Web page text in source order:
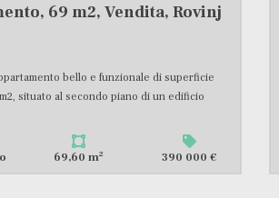
69 m2, Vendita, Rovinj
bello e funzionale di superficie
situato al secondo piano di un edificio
69,60 m2 390 000 €